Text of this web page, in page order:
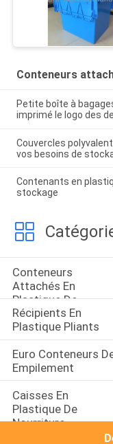
Conteneurs
Petite boîte à
imprimé le logo des
Couvercles
vos besoins de
Contenants en
stockage
Conteneurs
Attachés En
Plastique De
Couvercle
Récipients En
Plastique Pliants
Euro Conteneurs
Empilement
Caisses En
Plastique De
Nourriture